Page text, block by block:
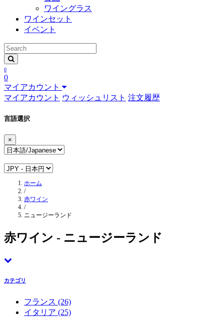
ワイングラス
ワインセット
イベント
0
0
マイアカウント
マイアカウント ウィッシュリスト 注文履歴
言語選択
×
ホーム
/
赤ワイン
/
ニュージーランド
赤ワイン - ニュージーランド
カテゴリ
フランス (26)
イタリア (25)